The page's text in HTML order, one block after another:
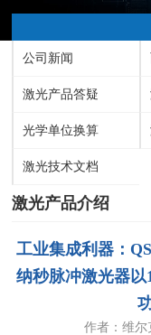
公司新闻
激光产品答疑
光学单位换算
激光技术文档
激光产品介绍
工业集成利器：
纳秒脉冲激光器
作者：维尔